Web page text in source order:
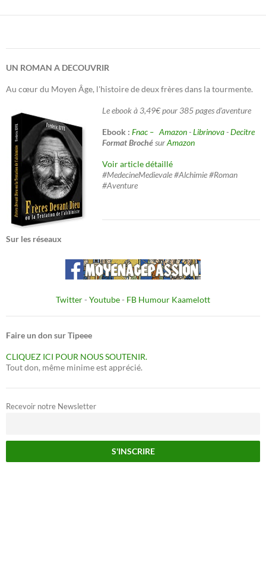
articles
UN ROMAN A DECOUVRIR
Au cœur du Moyen Âge, l'histoire de deux frères dans la tourmente.
Le ebook à 3,49€ pour 385 pages d'aventure
Ebook : Fnac – Amazon-Librinova-Decitre
Format BrochésurAmazon
Voir article détaillé
#MedecineMedievale #Alchimie #Roman
#Aventure
Sur les réseaux
Twitter- Youtube- FB Humour Kaamelott
Faire un don sur Tipeee
CLIQUEZ ICI POUR NOUS SOUTENIR.
Tout don, même minime est apprécié.
Recevoir notre Newsletter